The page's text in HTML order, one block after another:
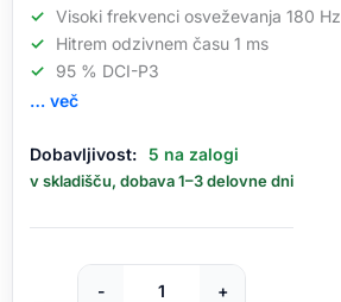
Visoki frekvenci osveževanja 180 Hz
Hitrem odzivnem času 1 ms
95 % DCI-P3
… več
Dobavljivost: 5 na zalogi
v skladišču, dobava 1–3 delovne dni
-
Monitor
+